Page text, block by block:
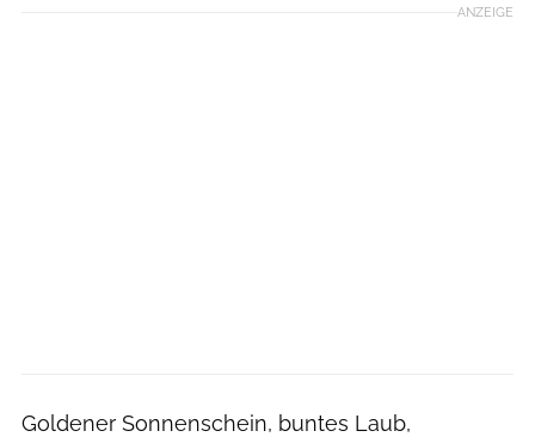
ANZEIGE
Goldener Sonnenschein, buntes Laub,